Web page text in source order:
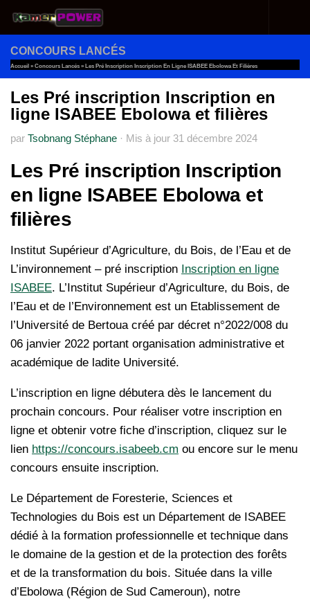
Au dessous du contenu
CONCOURS LANCÉS
Accueil » Concours Lancés » Les Pré Inscription Inscription En Ligne ISABEE Ebolowa Et Filières
Les Pré inscription Inscription en
ligne ISABEE Ebolowa et filières
par Tsobnang Stéphane · Mis à jour 31 décembre 2024
Les Pré inscription Inscription
en ligne ISABEE Ebolowa et
filières
Institut Supérieur d’Agriculture, du Bois, de l’Eau et de
L’invironnement – pré inscription Inscription en ligne
ISABEE. L’Institut Supérieur d’Agriculture, du Bois, de
l’Eau et de l’Environnement est un Etablissement de
l’Université de Bertoua créé par décret n°2022/008 du
06 janvier 2022 portant organisation administrative et
académique de ladite Université.
L’inscription en ligne débutera dès le lancement du
prochain concours. Pour réaliser votre inscription en
ligne et obtenir votre fiche d’inscription, cliquez sur le
lien https://concours.isabeeb.cm ou encore sur le menu
concours ensuite inscription.
Le Département de Foresterie, Sciences et
Technologies du Bois est un Département de ISABEE
dédié à la formation professionnelle et technique dans
le domaine de la gestion et de la protection des forêts
et de la transformation du bois. Située dans la ville
d’Ebolowa (Région de Sud Cameroun), notre